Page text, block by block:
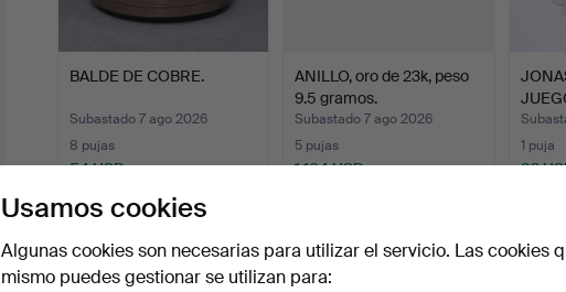
BALDE DE COBRE.
Subastado 7 ago 2026
8 pujas
54 USD
ANILLO, oro de 23k, peso
9.5 gramos.
Subastado 7 ago 2026
5 pujas
1.104 USD
1 puja
32
Usamos cookies
Algunas cookies son necesarias para utilizar el servicio. Las cookies
mismo puedes gestionar se utilizan para: